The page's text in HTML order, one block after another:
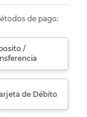
de pago:
/
de Débito